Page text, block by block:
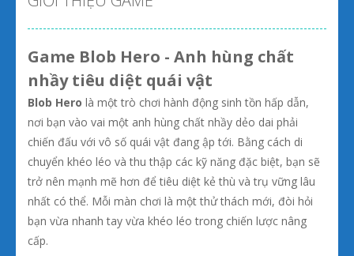
Game Blob Hero - Anh hùng chất
nhầy tiêu diệt quái vật
Blob Hero là một trò chơi hành động sinh tồn hấp dẫn,
nơi bạn vào vai một anh hùng chất nhầy dẻo dai phải
chiến đấu với vô số quái vật đang ập tới. Bằng cách di
chuyển khéo léo và thu thập các kỹ năng đặc biệt, bạn sẽ
trở nên mạnh mẽ hơn để tiêu diệt kẻ thù và trụ vững lâu
nhất có thể. Mỗi màn chơi là một thử thách mới, đòi hỏi
bạn vừa nhanh tay vừa khéo léo trong chiến lược nâng
cấp.